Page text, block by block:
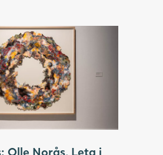
idéer om kropp
roll har modellen
Vilka kroppar
och utifrån vems blick? Vi
som utmanar
och ser exempel på
använder kroppen som
Ocean Dream ur
Dancing, 2017,
Olle Norås, Leta i